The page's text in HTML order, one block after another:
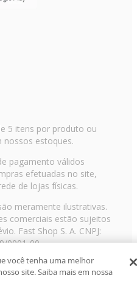
5 itens por produto ou
nossos estoques.
pagamento válidos
efetuadas no site,
de lojas físicas.
meramente ilustrativas.
comerciais estão sujeitos
Fast Shop S. A. CNPJ:
0001-00
sobreloja, Carandiru, São
Telefone: 11 3003-3728 ©
direitos reservados
você tenha uma melhor
site. Saiba mais em nossa